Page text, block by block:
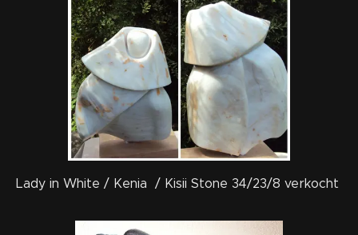
Lady in White / Kenia / Kisii Stone 34/23/8 verkocht